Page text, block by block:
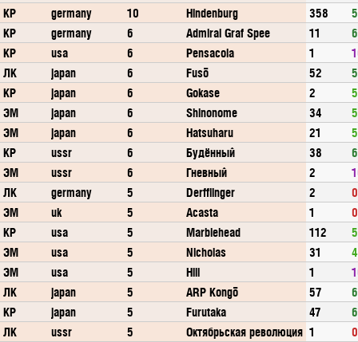
КР
germany 10 Hindenburg 358
КР
germany 6 Admiral Graf Spee 11
КР
usa 6 Pensacola 1
ЛК
japan 6 Fusō 52
КР
japan 6 Gokase 2
ЭМ
japan 6 Shinonome 34
ЭМ
japan 6 Hatsuharu 21
КР
ussr 6 Будённый 38
ЭМ
ussr 6 Гневный 2
ЛК
germany 5 Derfflinger 2
0
ЭМ
uk 5 Acasta 1
0
КР
usa 5 Marblehead 112
ЭМ
usa 5 Nicholas 31
ЭМ
usa 5 Hill 1
ЛК
japan 5 ARP Kongō 57
КР
japan 5 Furutaka 47
ЛК
ussr 5 Октябрьская революция 1
0